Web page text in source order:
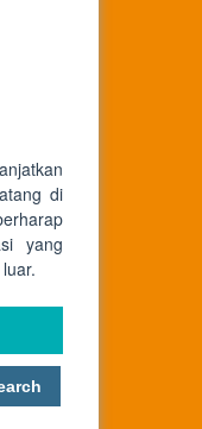
di
yang